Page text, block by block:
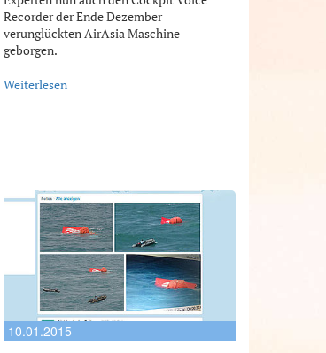
Recorder der Ende Dezember
verunglückten AirAsia Maschine
geborgen.
Weiterlesen
10.01.2015